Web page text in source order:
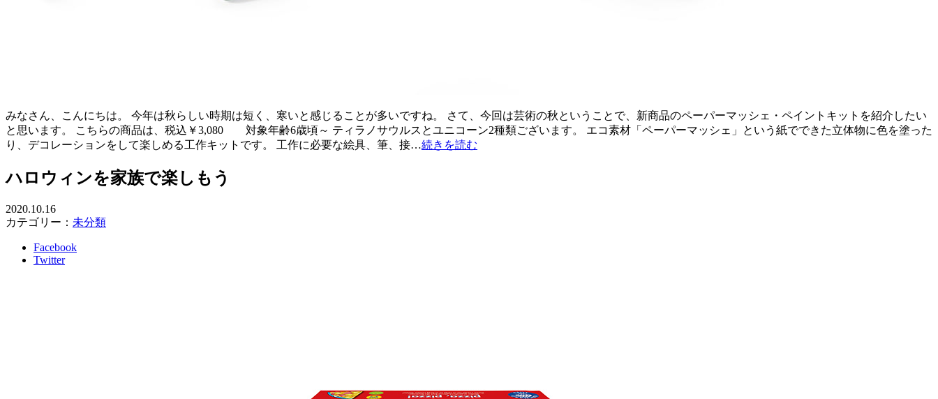
みなさん、こんにちは。 今年は秋らしい時期は短く、寒いと感じることが多いですね。 さて、今回は芸術の秋ということで、新商品のペーパーマッシェ・ペイントキットを紹介したい
と思います。 こちらの商品は、税込￥3,080 対象年齢6歳頃～ ティラノサウルスとユニコーン2種類ございます。 エコ素材「ペーパーマッシェ」という紙でできた立体物に色を塗った
り、デコレーションをして楽しめる工作キットです。 工作に必要な絵具、筆、接…続きを読む
ハロウィンを家族で楽しもう
2020.10.16
カテゴリー： 未分類
Facebook
Twitter